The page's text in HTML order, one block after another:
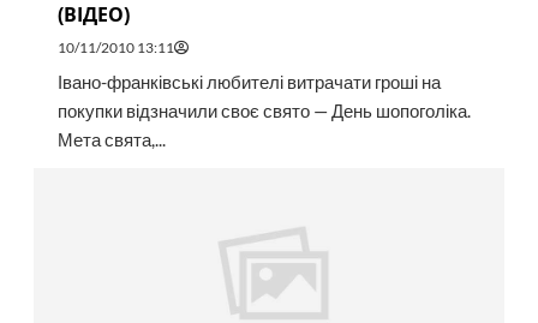
(ВІДЕО)
10/11/2010 13:11
Івано-франківські любителі витрачати гроші на
покупки відзначили своє свято — День шопоголіка.
Мета свята,...